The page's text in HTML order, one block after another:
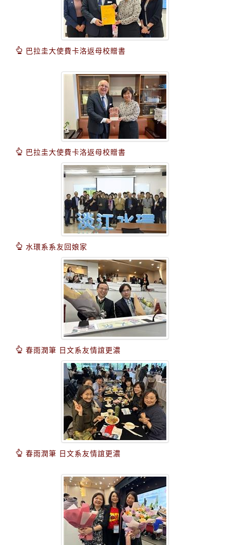
巴拉圭大使費卡洛返母校贈書
巴拉圭大使費卡洛返母校贈書
水環系系友回娘家
春雨潤筆 日文系友情誼更濃
春雨潤筆 日文系友情誼更濃